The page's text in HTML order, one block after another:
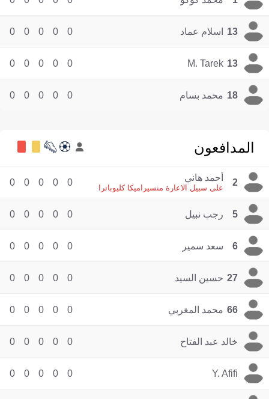
13 اسلام عماد 0
0
0
0
0
13
M. Tarek
0
0
0
0
0
18 محمد بسام 0
0
0
0
0
المدافعون
2 أحمد هاني
على سبيل الاعارة منسيراميكا كليوباترا
0
0
0
0
0
5 رجب نبيل 0
0
0
0
0
6 سعد سمير 0
0
0
0
0
27 حسين السيد 0
0
0
0
0
66 محمد المغربي 0
0
0
0
0
خالد عبد الفتاح 0
0
0
0
0
Y. Afifi
0
0
0
0
0